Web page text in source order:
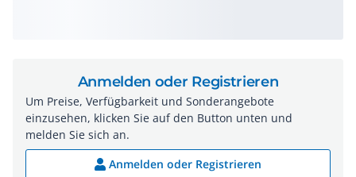
Anmelden oder Registrieren
Um Preise, Verfügbarkeit und Sonderangebote
einzusehen, klicken Sie auf den Button unten und
melden Sie sich an.
Anmelden oder Registrieren